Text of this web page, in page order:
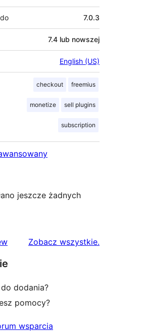
7.0.3
7.4 lub nowszej
English (US)
checkout freemius
monetize sell plugins
subscription
jeszcze żadnych
Zobacz wszystkierecenzje
.
dodania?
pomocy?
wsparcia